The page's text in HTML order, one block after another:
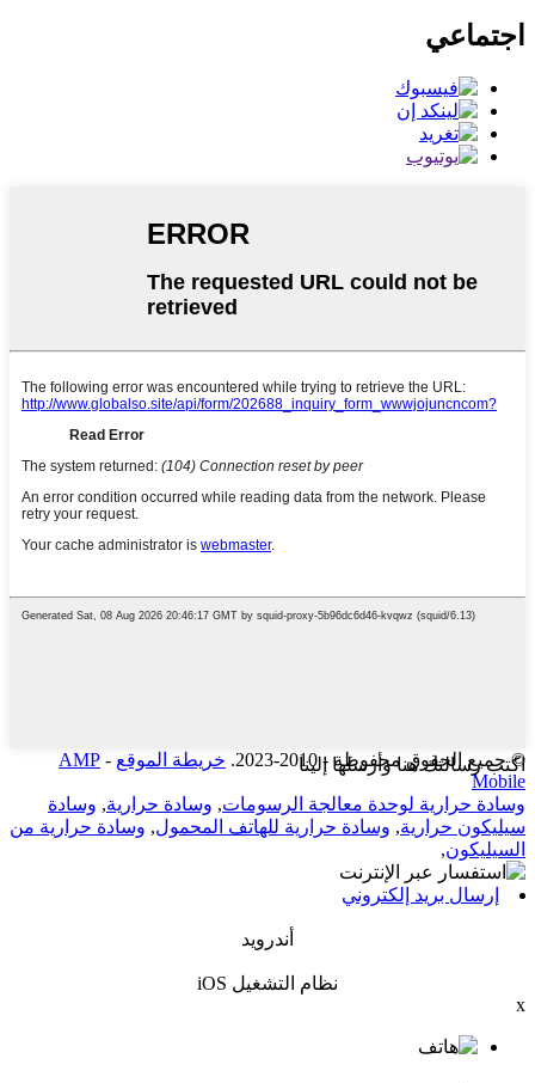
اجتماعي
اكتب رسالتك هنا وأرسلها إلينا
© جميع الحقوق محفوظة - 2010-2023. خريطة الموقع -
AMP
Mobile
وسادة حرارية لوحدة معالجة الرسومات, وسادة حرارية, وسادة
سيليكون حرارية, وسادة حرارية للهاتف المحمول, وسادة حرارية من
السيليكون,
إرسال بريد إلكتروني
أندرويد
نظام التشغيل iOS
x